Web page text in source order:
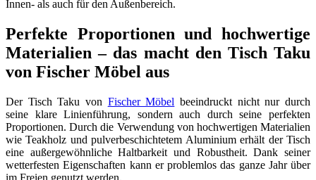
Innen- als auch für den Außenbereich.
Perfekte Proportionen und hochwertige
Materialien – das macht den Tisch Taku
von Fischer Möbel aus
Der Tisch Taku von Fischer Möbel beeindruckt nicht nur durch
seine klare Linienführung, sondern auch durch seine perfekten
Proportionen. Durch die Verwendung von hochwertigen Materialien
wie Teakholz und pulverbeschichtetem Aluminium erhält der Tisch
eine außergewöhnliche Haltbarkeit und Robustheit. Dank seiner
wetterfesten Eigenschaften kann er problemlos das ganze Jahr über